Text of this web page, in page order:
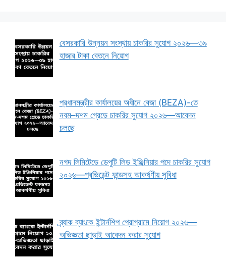
বেসরকারি উন্নয়ন সংস্থায় চাকরির সুযোগ ২০২৬—৩৯
হাজার টাকা বেতনে নিয়োগ
প্রধানমন্ত্রীর কার্যালয়ের অধীনে বেজা (BEZA)-তে
নবম–দশম গ্রেডে চাকরির সুযোগ ২০২৬—আবেদন
চলছে
নগদ লিমিটেডে ডেপুটি লিড ইঞ্জিনিয়ার পদে চাকরির সুযোগ
২০২৬—প্রভিডেন্ট ফান্ডসহ আকর্ষণীয় সুবিধা
ব্র্যাক ব্যাংকে ইন্টার্নশিপ প্রোগ্রামে নিয়োগ ২০২৬—
অভিজ্ঞতা ছাড়াই আবেদন করার সুযোগ